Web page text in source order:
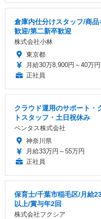
倉庫内仕分けスタッフ/商
歓迎/第二新卒歓迎
株式会社小林
東京都
月給30万8,900円～40万円
正社員
クラウド運用のサポート・
トスタッフ・土日祝休み
ベンタス株式会社
神奈川県
月給33万円～55万円
正社員
保育士/千葉市稲毛区/月給
以上/賞与年2回
株式会社フクシア